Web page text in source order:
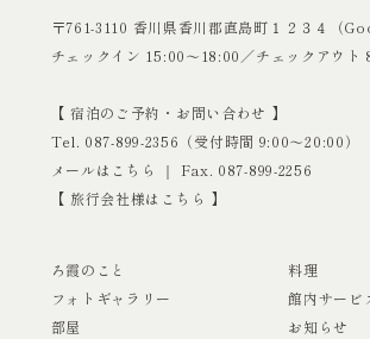
〒761-3110 香川県香川郡直島町１２３４（
チェックイン 15:00〜18:00／チェックアウト
【 宿泊のご予約・お問い合わせ 】
Tel. 087-899-2356 （受付時間 9:00〜20:00）
メールはこちら
｜ Fax. 087-899-2256
【 旅行会社様はこちら 】
ろ霞のこと
料理
フォトギャラリー
館内サービ
部屋
お知らせ